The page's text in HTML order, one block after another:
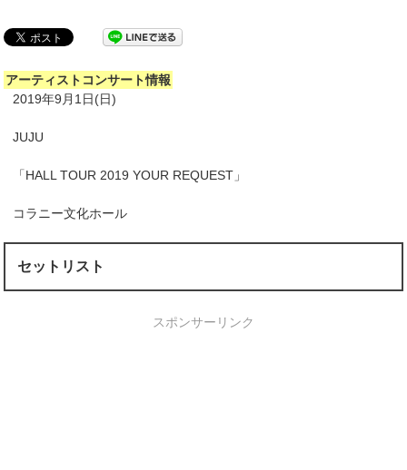
アーティストコンサート情報
2019年9月1日(日)
JUJU
「HALL TOUR 2019 YOUR REQUEST」
コラニー文化ホール
セットリスト
スポンサーリンク